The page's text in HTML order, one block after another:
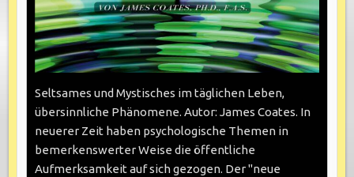
Seltsames und Mystisches im täglichen Leben,
übersinnliche Phänomene. Autor: James Coates. In
neuerer Zeit haben psychologische Themen in
bemerkenswerter Weise die öffentliche
Aufmerksamkeit auf sich gezogen. Der "neue